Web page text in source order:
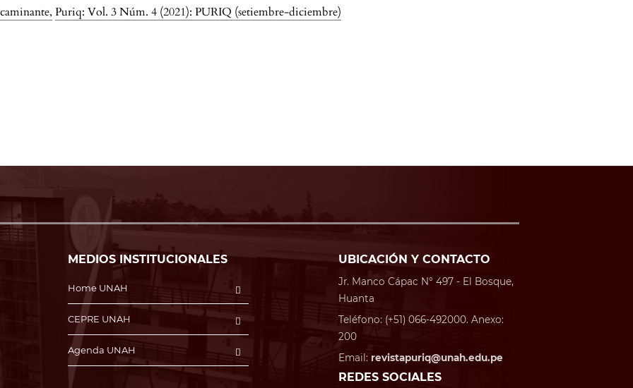
,Puriq: Vol. 3 Núm. 4 (2021): PURIQ (setiembre-diciembre)
MEDIOS INSTITUCIONALES
Home UNAH
CEPRE UNAH
Agenda UNAH
UBICACIÓN Y CONTACTO
Jr. Manco Cápac N° 497 - El Bosque,
Huanta
Teléfono: (+51) 066-492000. Anexo:
200
Email: revistapuriq@unah.edu.pe
REDES SOCIALES